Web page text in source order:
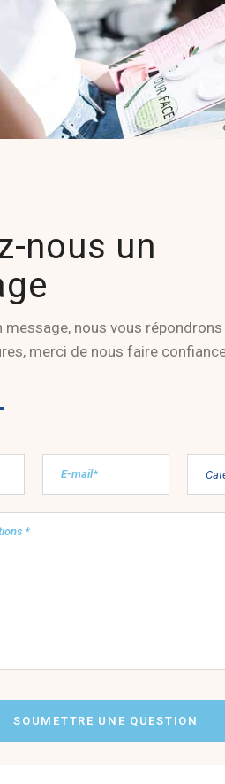
nous un
message, nous vous
merci de nous faire
SOUMETTRE UNE QUESTION